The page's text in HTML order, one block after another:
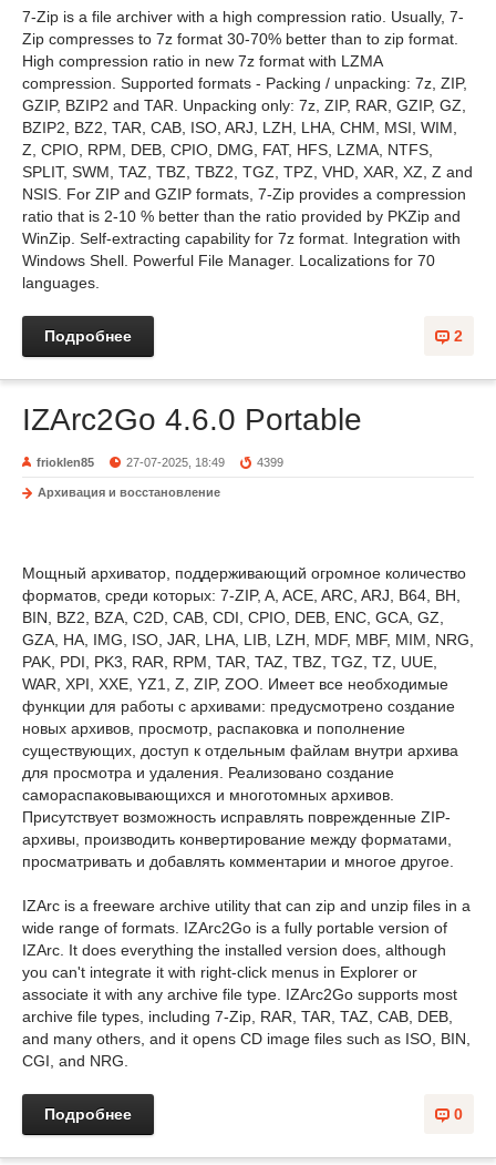
7-Zip is a file archiver with a high compression ratio. Usually, 7-
Zip compresses to 7z format 30-70% better than to zip format.
High compression ratio in new 7z format with LZMA
compression. Supported formats - Packing / unpacking: 7z, ZIP,
GZIP, BZIP2 and TAR. Unpacking only: 7z, ZIP, RAR, GZIP, GZ,
BZIP2, BZ2, TAR, CAB, ISO, ARJ, LZH, LHA, CHM, MSI, WIM,
Z, CPIO, RPM, DEB, CPIO, DMG, FAT, HFS, LZMA, NTFS,
SPLIT, SWM, TAZ, TBZ, TBZ2, TGZ, TPZ, VHD, XAR, XZ, Z and
NSIS. For ZIP and GZIP formats, 7-Zip provides a compression
ratio that is 2-10 % better than the ratio provided by PKZip and
WinZip. Self-extracting capability for 7z format. Integration with
Windows Shell. Powerful File Manager. Localizations for 70
languages.
2
Подробнее
IZArc2Go 4.6.0 Portable
frioklen85 27-07-2025, 18:49 4399
Архивация и восстановление
Мощный архиватор, поддерживающий огромное количество
форматов, среди которых: 7-ZIP, A, ACE, ARC, ARJ, B64, BH,
BIN, BZ2, BZA, C2D, CAB, CDI, CPIO, DEB, ENC, GCA, GZ,
GZA, HA, IMG, ISO, JAR, LHA, LIB, LZH, MDF, MBF, MIM, NRG,
PAK, PDI, PK3, RAR, RPM, TAR, TAZ, TBZ, TGZ, TZ, UUE,
WAR, XPI, XXE, YZ1, Z, ZIP, ZOO. Имеет все необходимые
функции для работы с архивами: предусмотрено создание
новых архивов, просмотр, распаковка и пополнение
существующих, доступ к отдельным файлам внутри архива
для просмотра и удаления. Реализовано создание
самораспаковывающихся и многотомных архивов.
Присутствует возможность исправлять поврежденные ZIP-
архивы, производить конвертирование между форматами,
просматривать и добавлять комментарии и многое другое.
IZArc is a freeware archive utility that can zip and unzip files in a
wide range of formats. IZArc2Go is a fully portable version of
IZArc. It does everything the installed version does, although
you can't integrate it with right-click menus in Explorer or
associate it with any archive file type. IZArc2Go supports most
archive file types, including 7-Zip, RAR, TAR, TAZ, CAB, DEB,
and many others, and it opens CD image files such as ISO, BIN,
CGI, and NRG.
0
Подробнее